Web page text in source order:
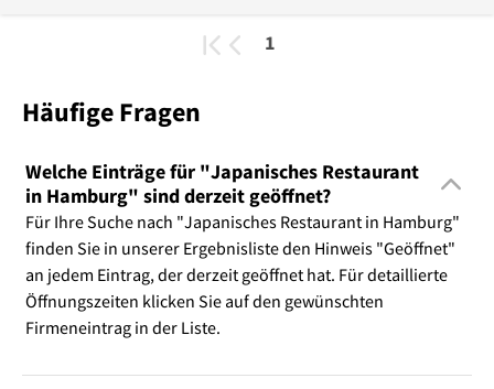
1
Häufige Fragen
Welche Einträge für "Japanisches Restaurant
in Hamburg" sind derzeit geöffnet?
Für Ihre Suche nach "Japanisches Restaurant in Hamburg"
finden Sie in unserer Ergebnisliste den Hinweis "Geöffnet"
an jedem Eintrag, der derzeit geöffnet hat. Für detaillierte
Öffnungszeiten klicken Sie auf den gewünschten
Firmeneintrag in der Liste.